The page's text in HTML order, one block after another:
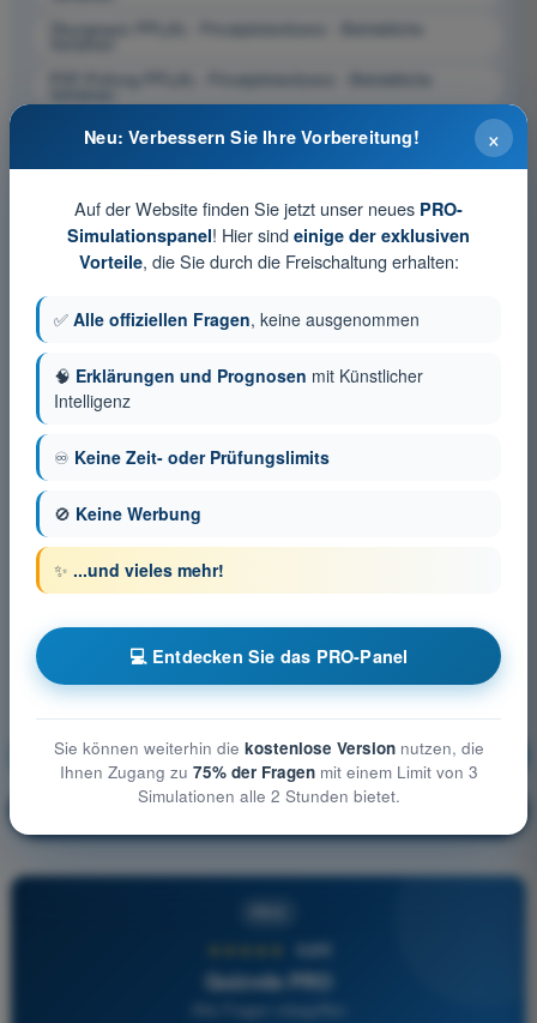
Übungsquiz PPL(A) - Privatpilotenlizenz - Betriebliche
PDF-Prüfung PPL(A) - Privatpilotenlizenz - Betriebliche
Betriebliche Verfahren Ausbildung!
Erläuterung der Frage
4,6/5
Quizvds PRO
Alle Fragen inbegriffen
×
Neu: Verbessern Sie Ihre Vorbereitung!
Auf der Website finden Sie jetzt unser neues PRO-
Simulationspanel! Hier sind einige der exklusiven
Vorteile, die Sie durch die Freischaltung erhalten:
✅ Alle offiziellen Fragen, keine ausgenommen
🧠 Erklärungen und Prognosen mit Künstlicher
Intelligenz
♾️ Keine Zeit- oder Prüfungslimits
🚫 Keine Werbung
✨ ...und vieles mehr!
💻 Entdecken Sie das PRO-Panel
Sie können weiterhin die kostenlose Versionnutzen, die
Ihnen Zugang zu 75% der Fragenmit einem Limit von 3
Simulationen alle 2 Stunden bietet.